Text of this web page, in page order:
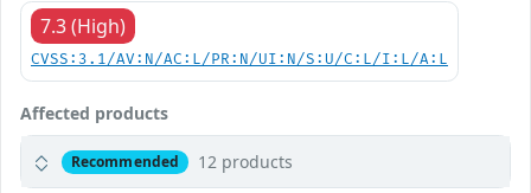
7.3 (High)
CVSS:3.1/AV:N/AC:L/PR:N/UI:N/S:U/C:L/I:L/A:L
Affected products
Recommended 12 products